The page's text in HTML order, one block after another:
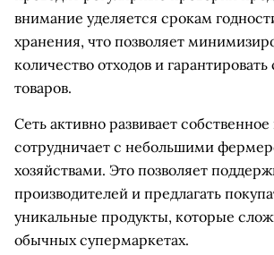
внимание уделяется срокам
хранения, что позволяет
количество отходов и гарантировать
товаров.
Сеть активно развивает
сотрудничает с небольшими
хозяйствами. Это позволяет
производителей и предлагать
уникальные продукты, которые
обычных супермаркетах.